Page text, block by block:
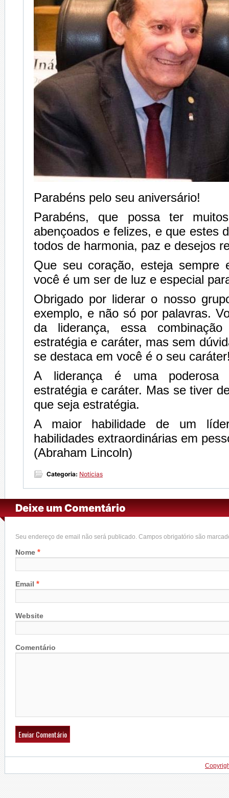
Parabéns pelo seu aniversário!
Parabéns, que possa ter
abençoados e felizes, e que estes
todos de harmonia, paz e desejos
Que seu coração, esteja sempre
você é um ser de luz e especial
Obrigado por liderar o nosso
exemplo, e não só por palavras.
da liderança, essa
estratégia e caráter, mas sem
se destaca em você é o seu
A liderança é uma poderosa
estratégia e caráter. Mas se tiver
que seja estratégia.
A maior habilidade de um
habilidades extraordinárias em
(Abraham Lincoln)
Categoria: Notícias
Deixe um Comentário
Seu endereço de email não será publicado. Campos obrigatório são
Nome *
Email *
Website
Comentário